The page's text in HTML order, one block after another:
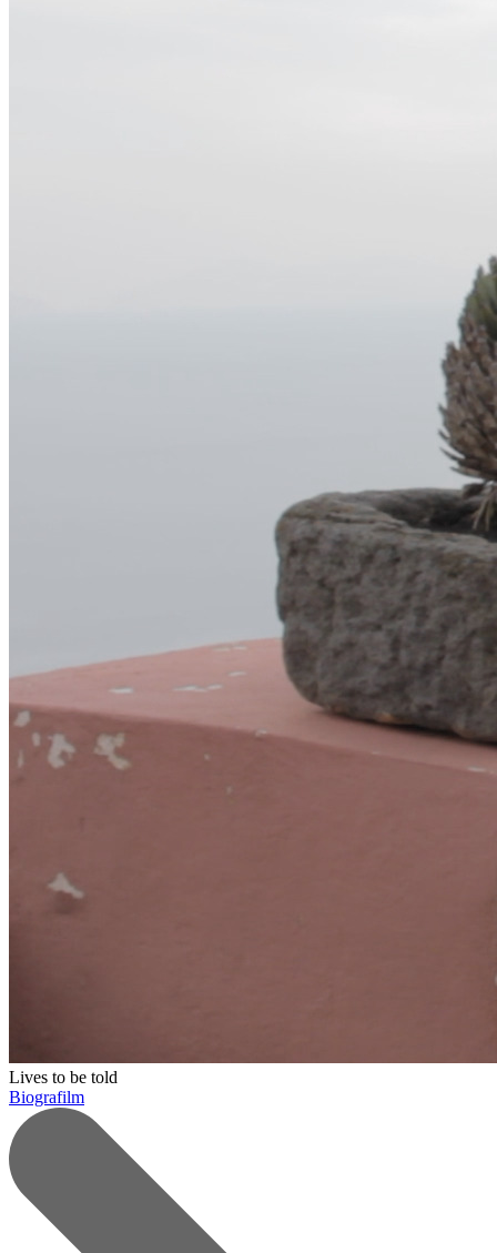
Lives to be told
Biografilm